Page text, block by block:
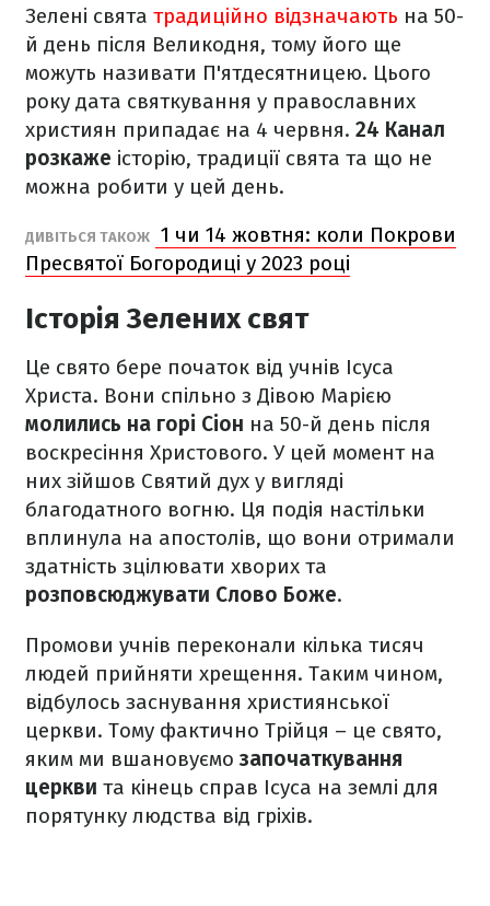
Зелені свята традиційно відзначають на 50-
й день після Великодня, тому його ще
можуть називати П'ятдесятницею. Цього
року дата святкування у православних
християн припадає на 4 червня. 24 Канал
розкаже історію, традиції свята та що не
можна робити у цей день.
ДИВІТЬСЯ ТАКОЖ
1 чи 14 жовтня: коли Покрови
Пресвятої Богородиці у 2023 році
Історія Зелених свят
Це свято бере початок від учнів Ісуса
Христа. Вони спільно з Дівою Марією
молились на горі Сіон на 50-й день після
воскресіння Христового. У цей момент на
них зійшов Святий дух у вигляді
благодатного вогню. Ця подія настільки
вплинула на апостолів, що вони отримали
здатність зцілювати хворих та
розповсюджувати Слово Боже.
Промови учнів переконали кілька тисяч
людей прийняти хрещення. Таким чином,
відбулось заснування християнської
церкви. Тому фактично Трійця – це свято,
яким ми вшановуємо започаткування
церкви та кінець справ Ісуса на землі для
порятунку людства від гріхів.